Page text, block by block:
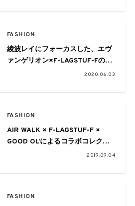
FASHION
綾波レイにフォーカスした、エヴ
ァンゲリオン×F-LAGSTUF-Fのコ
ラボレートアイテムが登場2020.06.03
FASHION
AIR WALK × F-LAGSTUF-F ×
GOOD OL’によるコラボコレクシ
ョンが実現。 FREAK’S STOREよ
2019.09.04
FASHION